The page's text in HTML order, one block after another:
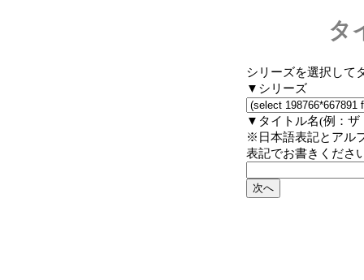
タ
シリーズを選択して
▼シリーズ
▼タイトル名(例：ザ
※日本語表記とアル
表記でお書きくださ